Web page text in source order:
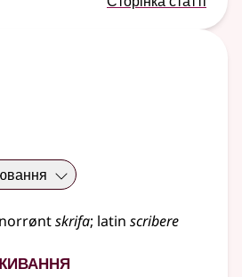
norrøntskrifa; latin scribere